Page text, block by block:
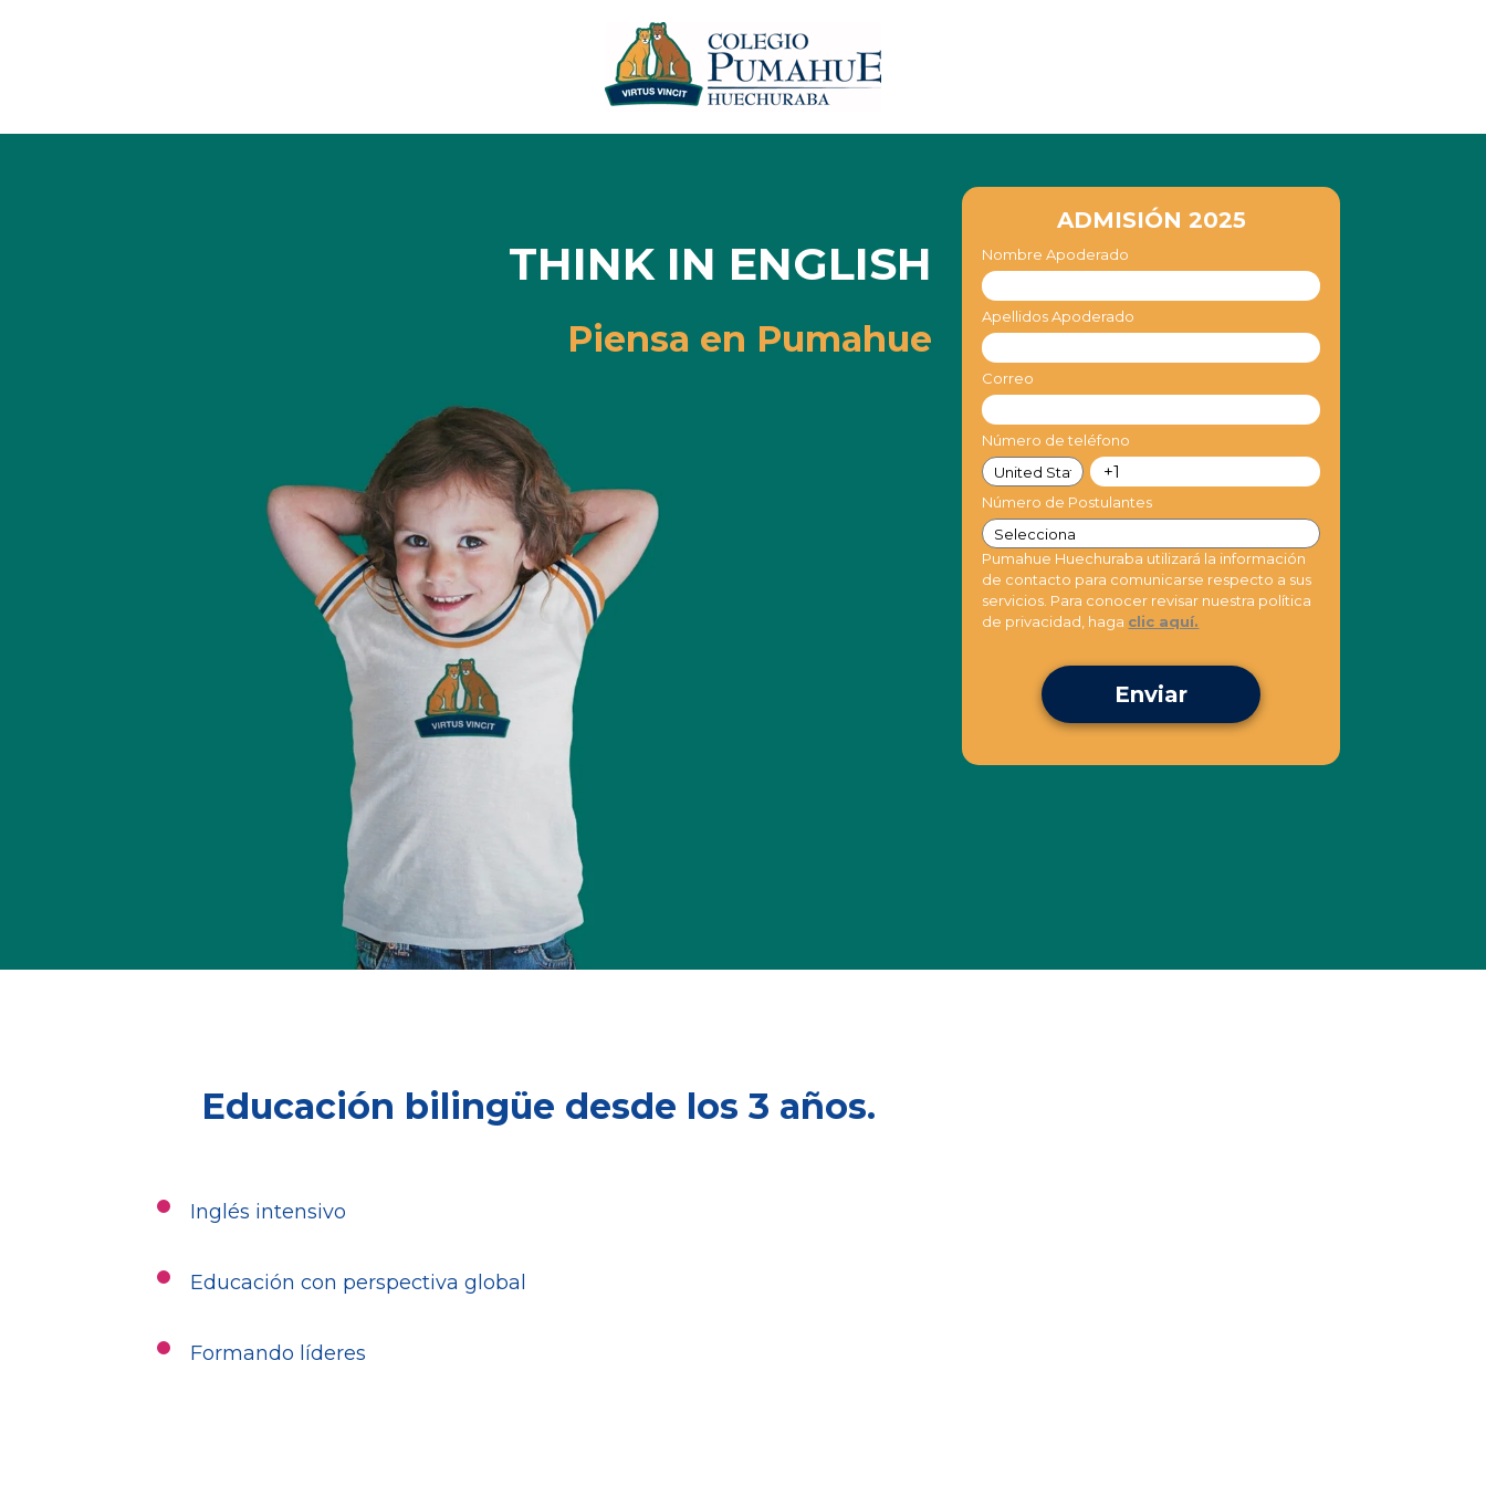
THINK IN ENGLISH
Piensa en Pumahue
ADMISIÓN 2025
Nombre Apoderado
Apellidos Apoderado
Correo
Número de teléfono
Número de Postulantes
Pumahue Huechuraba utilizará la información
de contacto para comunicarse respecto a sus
servicios. Para conocer revisar nuestra política
de privacidad, haga clic aquí.
Educación bilingüe desde los 3 años.
Inglés intensivo
Educación con perspectiva global
Formando líderes